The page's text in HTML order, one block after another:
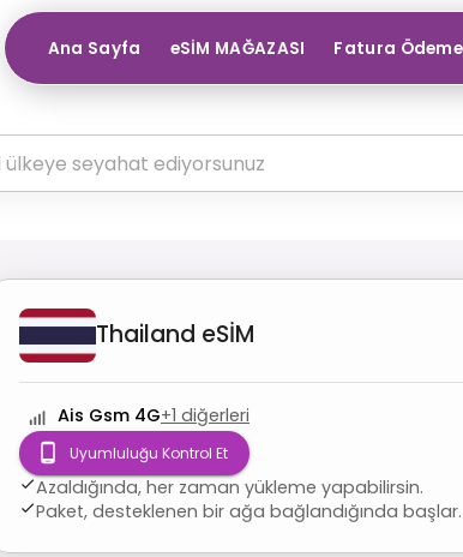
Ana Sayfa eSİM MAĞAZASI Fatura
Thailand eSİM
Ais Gsm 4G+1 diğerleri
Uyumluluğu Kontrol Et
Azaldığında, her zaman yükleme yapabilirsin.
Paket, desteklenen bir ağa bağlandığında başlar.